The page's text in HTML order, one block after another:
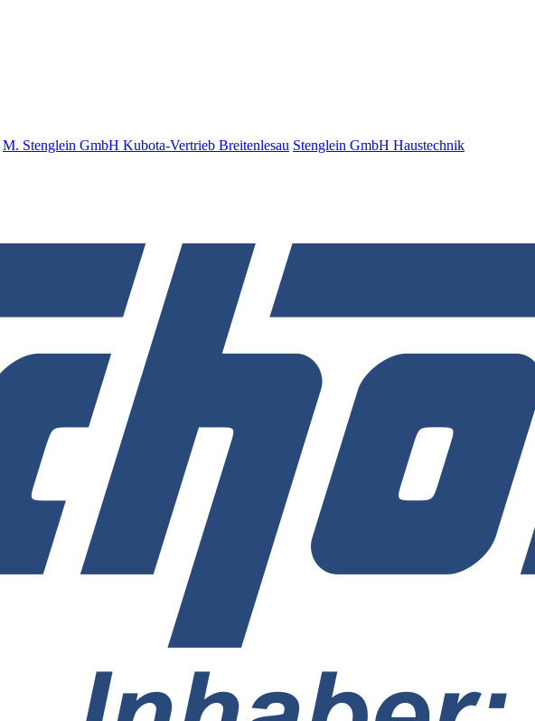
M. Stenglein GmbH Kubota-Vertrieb Breitenlesau Stenglein GmbH Haustechnik